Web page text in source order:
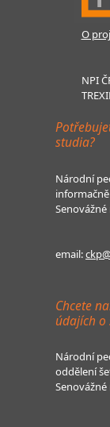
O
NPI
studia?
Národní
Senovážné
email:
Chcete
údajích o
Národní
oddělení
Senovážné